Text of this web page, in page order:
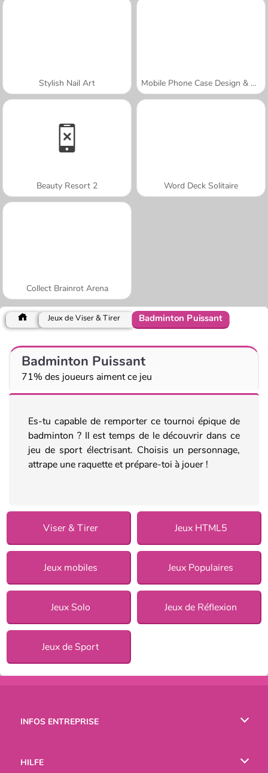
Stylish Nail Art Mobile Phone Case Design & DIY
Beauty Resort 2 Word Deck Solitaire
Collect Brainrot Arena
Jeux de Viser & Tirer Badminton Puissant
Badminton Puissant
71% des joueurs aiment ce jeu
Es-tu capable de remporter ce tournoi épique de
badminton ? Il est temps de le découvrir dans ce
jeu de sport électrisant. Choisis un personnage,
attrape une raquette et prépare-toi à jouer !
Viser & Tirer Jeux HTML5
Jeux mobiles Jeux Populaires
Jeux Solo Jeux de Réflexion
Jeux de Sport
INFOS ENTREPRISE
HILFE